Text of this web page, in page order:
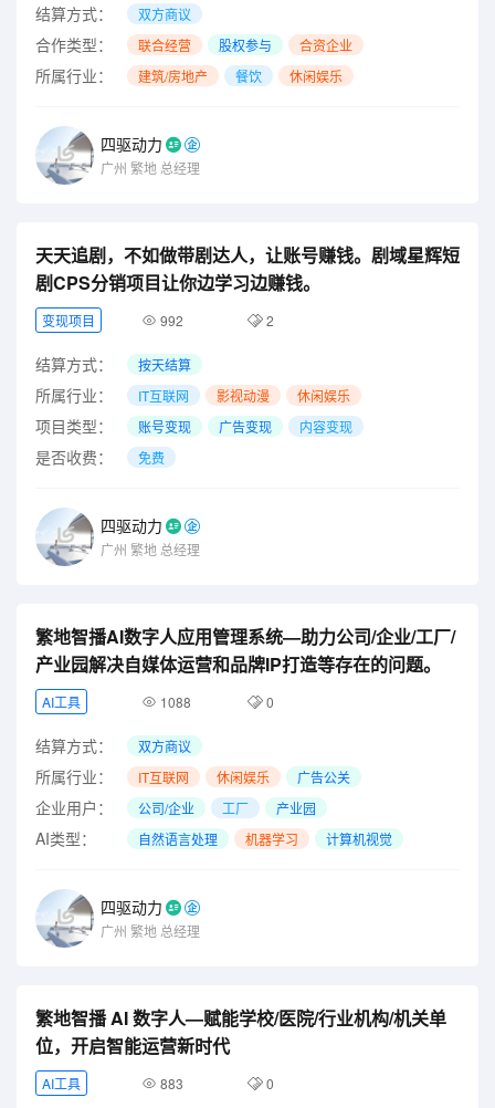
结算方式： 双方商议
合作类型： 联合经营 股权参与 合资企业
所属行业： 建筑/房地产 餐饮 休闲娱乐
四驱动力
广州 繁地 总经理
天天追剧，不如做带剧达人，让账号赚钱。剧域星辉短
剧CPS分销项目让你边学习边赚钱。
变现项目 992 2
结算方式： 按天结算
所属行业： IT互联网 影视动漫 休闲娱乐
项目类型： 账号变现 广告变现 内容变现
是否收费： 免费
四驱动力
广州 繁地 总经理
繁地智播AI数字人应用管理系统—助力公司/企业/工厂/
产业园解决自媒体运营和品牌IP打造等存在的问题。
AI工具 1088 0
结算方式： 双方商议
所属行业： IT互联网 休闲娱乐 广告公关
企业用户： 公司/企业 工厂 产业园
AI类型： 自然语言处理 机器学习 计算机视觉
四驱动力
广州 繁地 总经理
繁地智播 AI 数字人—赋能学校/医院/行业机构/机关单
位，开启智能运营新时代
AI工具 883 0